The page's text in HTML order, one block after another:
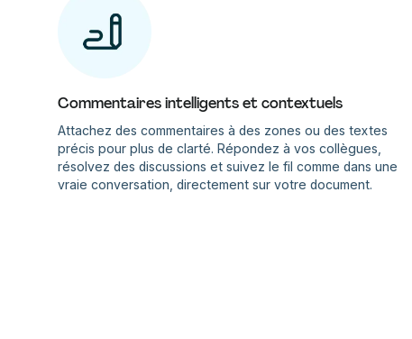
Commentaires intelligents et contextuels
Attachez des commentaires à des zones ou des textes
précis pour plus de clarté. Répondez à vos collègues,
résolvez des discussions et suivez le fil comme dans une
vraie conversation, directement sur votre document.